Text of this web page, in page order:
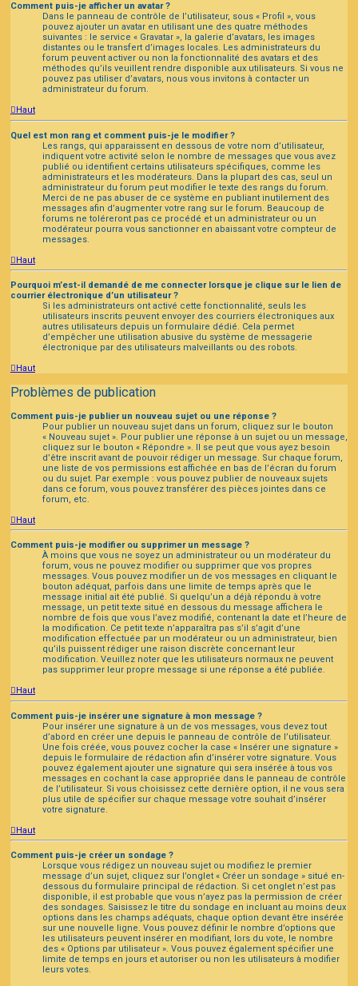
Comment puis-je afficher un avatar ?
Dans le panneau de contrôle de l’utilisateur, sous « Profil », vous
pouvez ajouter un avatar en utilisant une des quatre méthodes
suivantes : le service « Gravatar », la galerie d’avatars, les images
distantes ou le transfert d’images locales. Les administrateurs du
forum peuvent activer ou non la fonctionnalité des avatars et des
méthodes qu’ils veuillent rendre disponible aux utilisateurs. Si vous ne
pouvez pas utiliser d’avatars, nous vous invitons à contacter un
administrateur du forum.
Haut
Quel est mon rang et comment puis-je le modifier ?
Les rangs, qui apparaissent en dessous de votre nom d’utilisateur,
indiquent votre activité selon le nombre de messages que vous avez
publié ou identifient certains utilisateurs spécifiques, comme les
administrateurs et les modérateurs. Dans la plupart des cas, seul un
administrateur du forum peut modifier le texte des rangs du forum.
Merci de ne pas abuser de ce système en publiant inutilement des
messages afin d’augmenter votre rang sur le forum. Beaucoup de
forums ne toléreront pas ce procédé et un administrateur ou un
modérateur pourra vous sanctionner en abaissant votre compteur de
messages.
Haut
Pourquoi m’est-il demandé de me connecter lorsque je clique sur le lien de
courrier électronique d’un utilisateur ?
Si les administrateurs ont activé cette fonctionnalité, seuls les
utilisateurs inscrits peuvent envoyer des courriers électroniques aux
autres utilisateurs depuis un formulaire dédié. Cela permet
d’empêcher une utilisation abusive du système de messagerie
électronique par des utilisateurs malveillants ou des robots.
Haut
Problèmes de publication
Comment puis-je publier un nouveau sujet ou une réponse ?
Pour publier un nouveau sujet dans un forum, cliquez sur le bouton
« Nouveau sujet ». Pour publier une réponse à un sujet ou un message,
cliquez sur le bouton « Répondre ». Il se peut que vous ayez besoin
d’être inscrit avant de pouvoir rédiger un message. Sur chaque forum,
une liste de vos permissions est affichée en bas de l’écran du forum
ou du sujet. Par exemple : vous pouvez publier de nouveaux sujets
dans ce forum, vous pouvez transférer des pièces jointes dans ce
forum, etc.
Haut
Comment puis-je modifier ou supprimer un message ?
À moins que vous ne soyez un administrateur ou un modérateur du
forum, vous ne pouvez modifier ou supprimer que vos propres
messages. Vous pouvez modifier un de vos messages en cliquant le
bouton adéquat, parfois dans une limite de temps après que le
message initial ait été publié. Si quelqu’un a déjà répondu à votre
message, un petit texte situé en dessous du message affichera le
nombre de fois que vous l’avez modifié, contenant la date et l’heure de
la modification. Ce petit texte n’apparaîtra pas s’il s’agit d’une
modification effectuée par un modérateur ou un administrateur, bien
qu’ils puissent rédiger une raison discrète concernant leur
modification. Veuillez noter que les utilisateurs normaux ne peuvent
pas supprimer leur propre message si une réponse a été publiée.
Haut
Comment puis-je insérer une signature à mon message ?
Pour insérer une signature à un de vos messages, vous devez tout
d’abord en créer une depuis le panneau de contrôle de l’utilisateur.
Une fois créée, vous pouvez cocher la case « Insérer une signature »
depuis le formulaire de rédaction afin d’insérer votre signature. Vous
pouvez également ajouter une signature qui sera insérée à tous vos
messages en cochant la case appropriée dans le panneau de contrôle
de l’utilisateur. Si vous choisissez cette dernière option, il ne vous sera
plus utile de spécifier sur chaque message votre souhait d’insérer
votre signature.
Haut
Comment puis-je créer un sondage ?
Lorsque vous rédigez un nouveau sujet ou modifiez le premier
message d’un sujet, cliquez sur l’onglet « Créer un sondage » situé en-
dessous du formulaire principal de rédaction. Si cet onglet n’est pas
disponible, il est probable que vous n’ayez pas la permission de créer
des sondages. Saisissez le titre du sondage en incluant au moins deux
options dans les champs adéquats, chaque option devant être insérée
sur une nouvelle ligne. Vous pouvez définir le nombre d’options que
les utilisateurs peuvent insérer en modifiant, lors du vote, le nombre
des « Options par utilisateur ». Vous pouvez également spécifier une
limite de temps en jours et autoriser ou non les utilisateurs à modifier
leurs votes.